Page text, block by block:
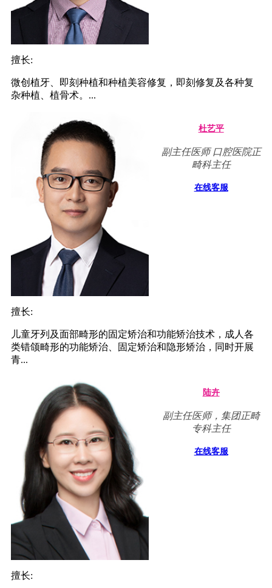
擅长:
微创植牙、即刻种植和种植美容修复，即刻修复及各种复
杂种植、植骨术。...
杜艺平
副主任医师 口腔医院正
畸科主任
在线客服
擅长:
儿童牙列及面部畸形的固定矫治和功能矫治技术，成人各
类错颌畸形的功能矫治、固定矫治和隐形矫治，同时开展
青...
陆卉
副主任医师，集团正畸
专科主任
在线客服
擅长: